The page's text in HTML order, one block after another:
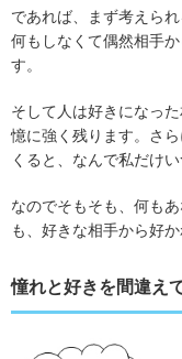
であれば、まず考えら
何もしなくて偶然相手
す。
そして人は好きになっ
憶に強く残ります。さ
くると、なんで私だけ
なのでそもそも、何も
も、好きな相手から好
憧れと好きを間違え